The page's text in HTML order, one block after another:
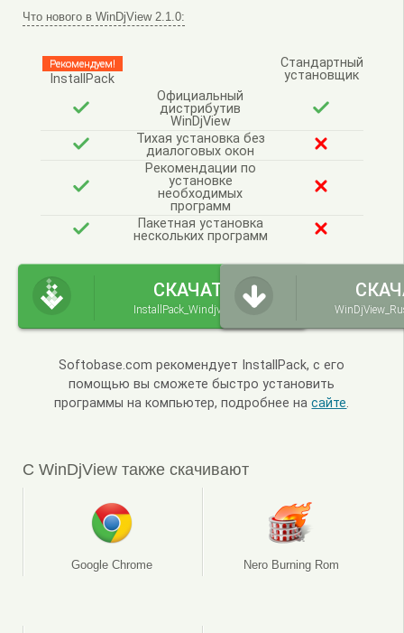
Что нового в WinDjView 2.1.0:
Рекомендуем!
InstallPack
Стандартный
установщик
Официальный
дистрибутив
WinDjView
Тихая установка без
диалоговых окон
Рекомендации по
установке
необходимых
программ
Пакетная установка
нескольких программ
СКАЧАТЬ
InstallPack_Windjview.exe
Softobase.com рекомендует InstallPack, с его
помощью вы сможете быстро установить
программы на компьютер, подробнее насайте.
С WinDjView также скачивают
Google Chrome Nero Burning Rom